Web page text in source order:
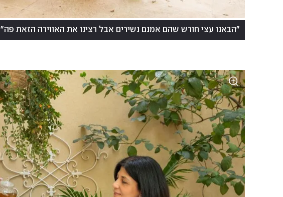
"הבאנו עצי חורש שהם אמנם נשירים אבל רצינו את האווירה הזאת פה"